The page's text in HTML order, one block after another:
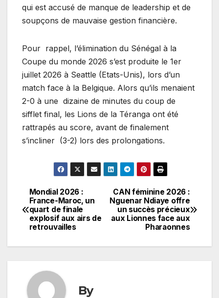
qui est accusé de manque de leadership et de
soupçons de mauvaise gestion financière.
Pour rappel, l’élimination du Sénégal à la
Coupe du monde 2026 s’est produite le 1er
juillet 2026 à Seattle (Etats-Unis), lors d’un
match face à la Belgique. Alors qu’ils menaient
2-0 à une dizaine de minutes du coup de
sifflet final, les Lions de la Téranga ont été
rattrapés au score, avant de finalement
s’incliner (3-2) lors des prolongations.
Navigation
de
CAN féminine 2026 :
Nguenar Ndiaye offre
un succès précieux
aux Lionnes face aux
Pharaonnes
Mondial 2026 :
France-Maroc, un
quart de finale
explosif aux airs de
retrouvailles
By